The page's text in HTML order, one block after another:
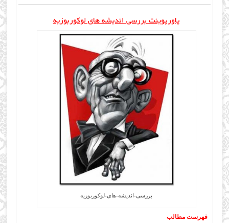
پاورپوینت بررسی اندیشه های لوکوربوزیه
بررسی-اندیشه-های-لوکوربوزیه
فهرست مطالب